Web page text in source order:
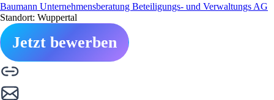
Baumann Unternehmensberatung Beteiligungs- und Verwaltungs AG
Standort: Wuppertal
Jetzt bewerben